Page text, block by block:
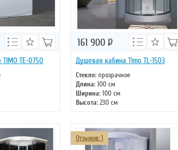
TE-0750 Душевая кабина Timo TL-1503
Стекло: прозрачное
Длина: 100 см
Ширина: 100 см
Высота: 230 см
Форма: четверть круга
161 900 Р
Отзывов: 1